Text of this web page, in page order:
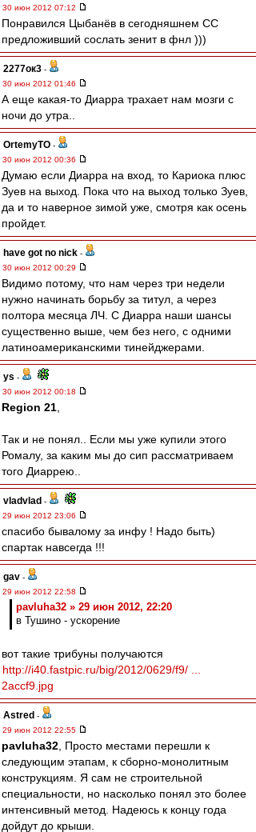
30 июн 2012 07:12
Понравился Цыбанёв в сегодняшнем СС
предложивший сослать зенит в фнл )))
2277ок3 -
30 июн 2012 01:46
А еще какая-то Диарра трахает нам мозги с
ночи до утра..
OrtemyTO -
30 июн 2012 00:36
Думаю если Диарра на вход, то Кариока плюс
Зуев на выход. Пока что на выход только Зуев,
да и то наверное зимой уже, смотря как осень
пройдет.
have got no nick -
30 июн 2012 00:29
Видимо потому, что нам через три недели
нужно начинать борьбу за титул, а через
полтора месяца ЛЧ. С Диарра наши шансы
существенно выше, чем без него, с одними
латиноамериканскими тинейджерами.
ys -
30 июн 2012 00:18
Region 21
Так и не понял.. Если мы уже купили этого
Ромалу, за каким мы до сип рассматриваем
того Диаррею..
vladvlad -
29 июн 2012 23:06
спасибо бывалому за инфу ! Надо быть)
спартак навсегда !!!
gav -
29 июн 2012 22:58
pavluha32 » 29 июн 2012, 22:20
в Тушино - ускорение
вот такие трибуны получаются
http://i40.fastpic.ru/big/2012/0629/f9/ ...
2accf9.jpg
Astred -
29 июн 2012 22:55
pavluha32 , Просто местами перешли к
следующим этапам, к сборно-монолитным
конструкциям. Я сам не строительной
специальности, но насколько понял это более
интенсивный метод. Надеюсь к концу года
дойдут до крыши.